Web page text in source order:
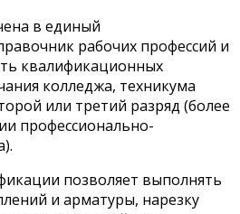
в единый
рабочих профессий и
квалификационных
колледжа, техникума
или третий разряд (более
профессионально-
позволяет выполнять
и арматуры, нарезку